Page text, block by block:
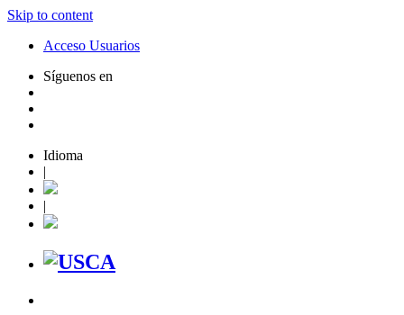
Skip to content
Acceso Usuarios
Síguenos en
Idioma
|
|